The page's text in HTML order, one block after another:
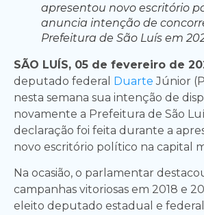
apresentou novo escritório
anuncia intenção de
Prefeitura de São Luís em
SÃO LUÍS, 05 de fevereiro de
deputado federal DuarteJúnior
nesta semana sua intenção de
novamente a Prefeitura de São
declaração foi feita durante a
novo escritório político na capital
Na ocasião, o parlamentar
campanhas vitoriosas em 2018 e
eleito deputado estadual e